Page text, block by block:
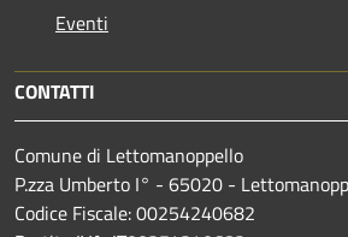
Eventi
CONTATTI
Comune di Lettomanoppello
P.zza Umberto I° - 65020 -
Codice Fiscale: 00254240682